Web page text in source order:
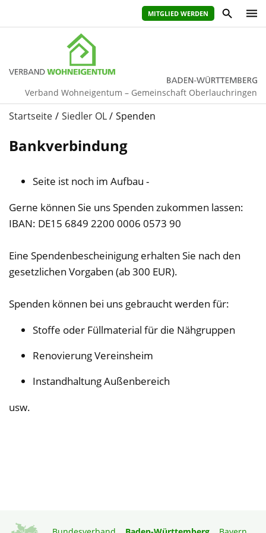
MITGLIED WERDEN
Verband Wohneigentum – Gemeinschaft Oberlauchringen
Startseite Siedler OL Spenden
Bankverbindung
Seite ist noch im Aufbau -
Gerne können Sie uns Spenden zukommen lassen:
IBAN: DE15 6849 2200 0006 0573 90
Eine Spendenbescheinigung erhalten Sie nach den
gesetzlichen Vorgaben (ab 300 EUR).
Spenden können bei uns gebraucht werden für:
Stoffe oder Füllmaterial für die Nähgruppen
Renovierung Vereinsheim
Instandhaltung Außenbereich
usw.